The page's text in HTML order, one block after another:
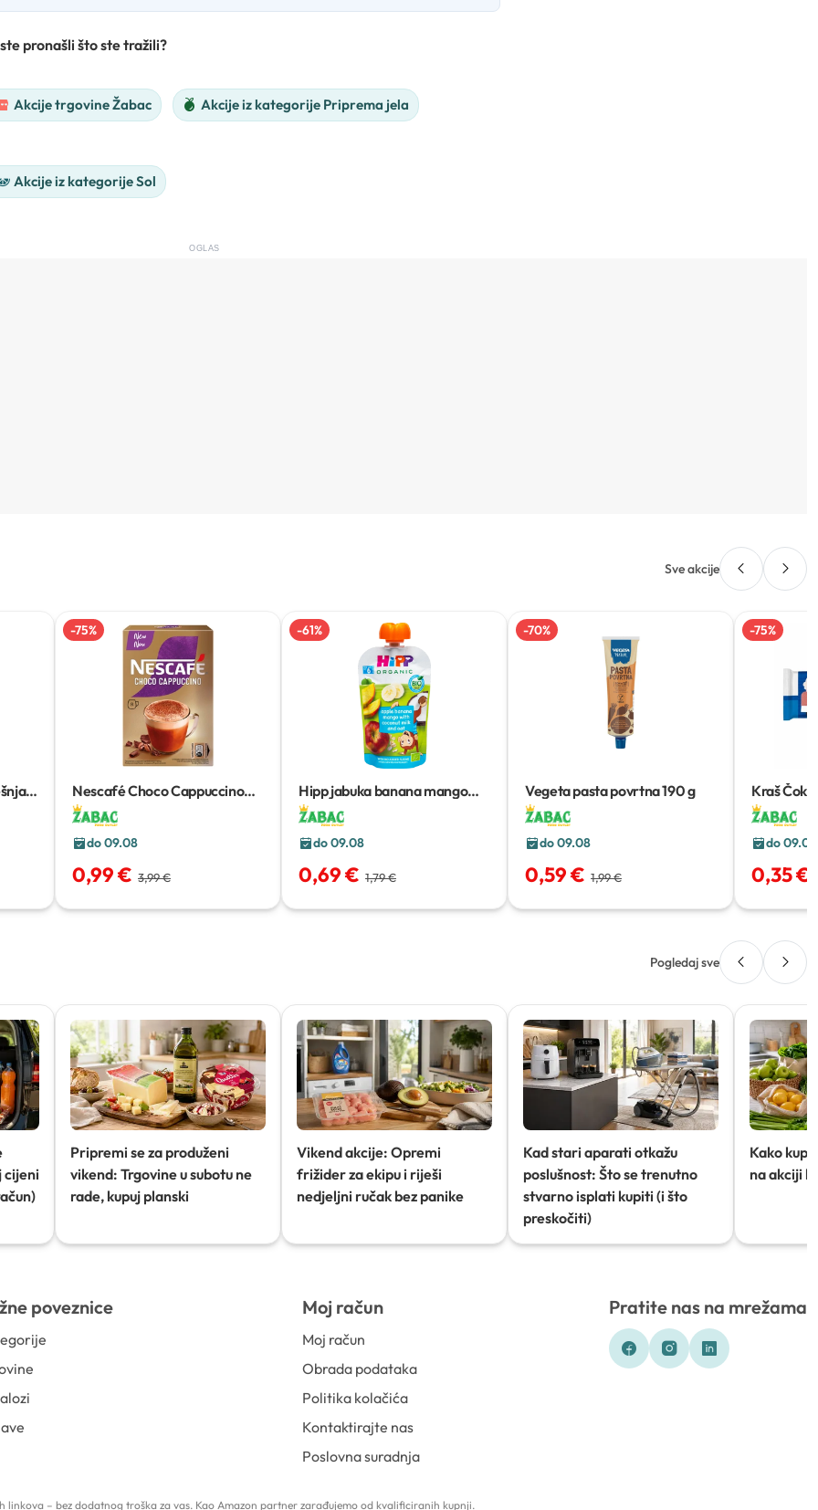
pronašli što ste tražili?
Akcije trgovine Žabac Akcije iz kategorije Priprema jela
Akcije iz kategorije Sol
OGLAS
Sve akcije
-75%
Nescafé Choco Cappuccino
112 g
do 09.08
0,99 € 3,99 €
-61%
Hipp jabuka banana mango
kokos zob
do 09.08
0,69 € 1,79 €
-70%
Vegeta pasta povrtna190 g
do 09.08
0,59 € 1,99 €
-75%
Kraš
do 09.08
0,35 €
Pogledaj sve
cijeni
Pripremi se za produženi
vikend: Trgovine u subotu ne
rade, kupuj planski
Vikend akcije: Opremi
frižider za ekipu i riješi
nedjeljni ručak bez panike
Kad stari aparati otkažu
poslušnost: Što se trenutno
stvarno isplati kupiti (i što
preskočiti)
Kako
na akciji
poveznice Moj račun
Moj račun
Obrada podataka
Politika kolačića
Kontaktirajte nas
Poslovna suradnja
Pratite nas na mrežama
– bez dodatnog troška za vas. Kao Amazon partner zarađujemo od kvalificiranih kupnji.